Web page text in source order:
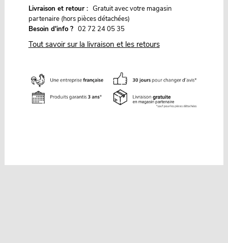
Livraison et retour : Gratuit avec votre magasin
partenaire (hors pièces détachées)
Besoin d'info ? 02 72 24 05 35
Tout savoir sur la livraison et les retours